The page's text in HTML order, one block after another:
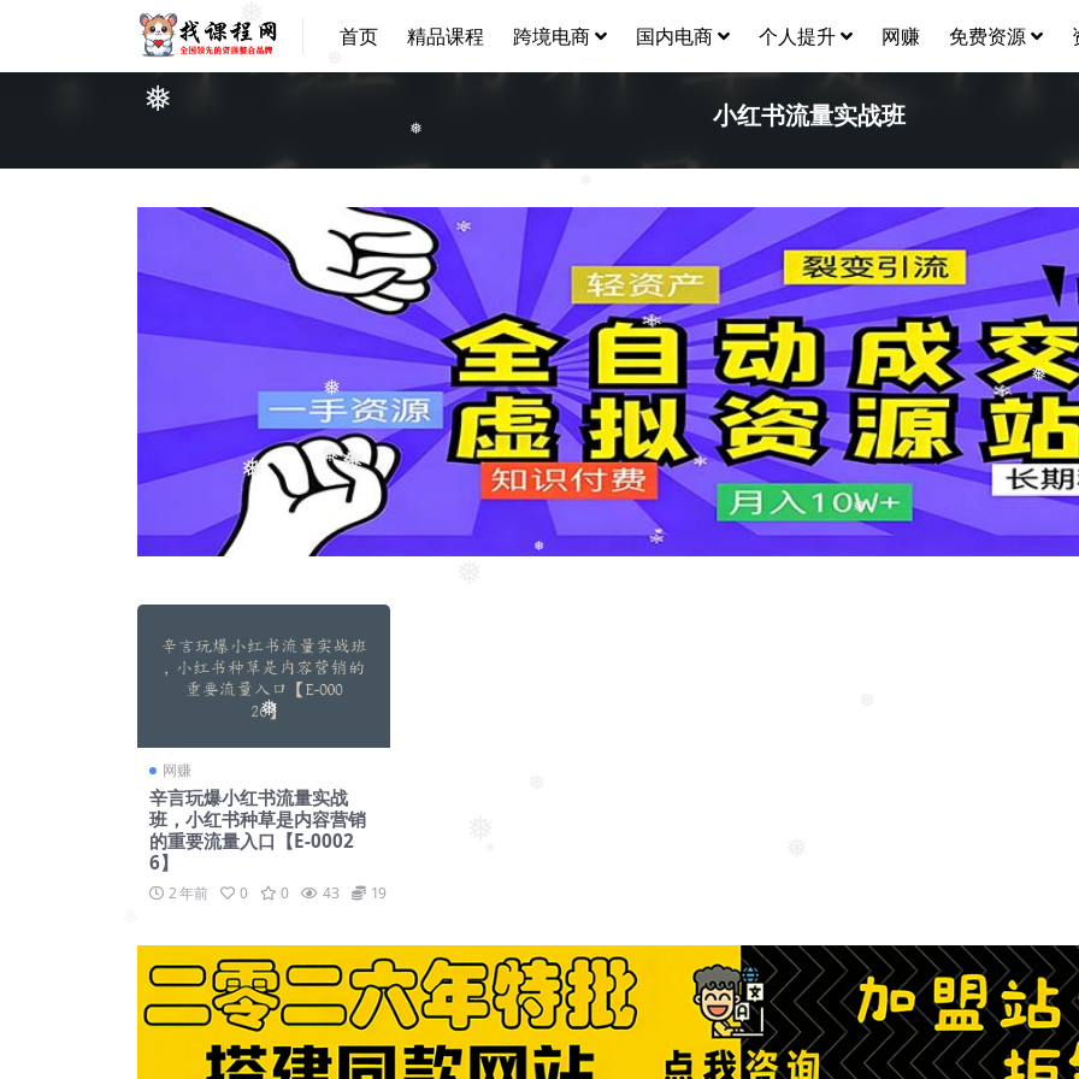
❅
❅
❅
❅
❅
❅
❅
❅
❅ 首页 精品课程 跨境电商 国内电商 个人提升 网赚 免费资源
小红书流量实战班
网赚
辛言玩爆小红书流量实战
班，小红书种草是内容营销
的重要流量入口【E-0002
6】
2 年前 0 0 43 19